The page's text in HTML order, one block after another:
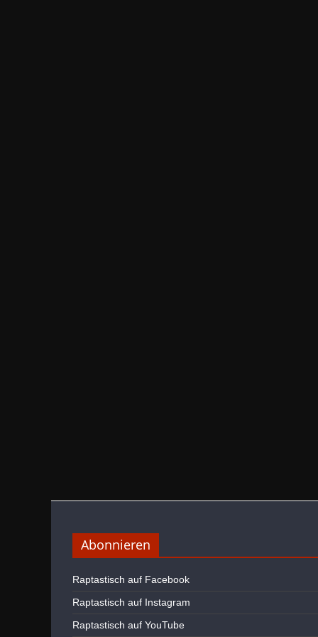
Abonnieren
Raptastisch auf Facebook
Raptastisch auf Instagram
Raptastisch auf YouTube